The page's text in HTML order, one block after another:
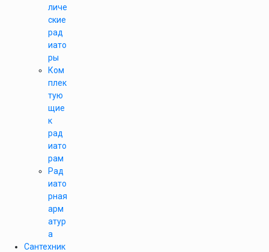
личе
ские
рад
иато
ры
Ком
плек
тую
щие
к
рад
иато
рам
Рад
иато
рная
арм
атур
а
Сантехник